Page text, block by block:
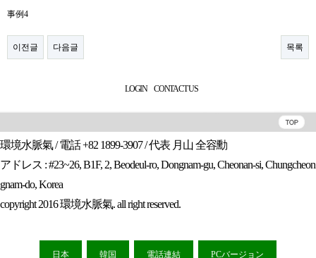
事例4
이전글 다음글 목록
LOGIN CONTACT US
環境水脈氣 / 電話 +82 1899-3907 / 代表 月山 全容勳
アドレス : #23~26, B1F, 2, Beodeul-ro, Dongnam-gu, Cheonan-si, Chungcheon
gnam-do, Korea
copyright 2016 環境水脈氣. all right reserved.
日本 韓国 電話連結 PCバージョン